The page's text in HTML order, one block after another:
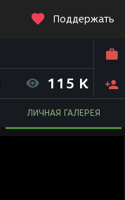
Поддержать
115 K
ЛИЧНАЯ ГАЛЕРЕЯ